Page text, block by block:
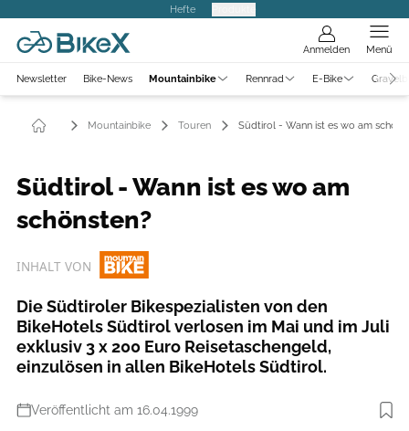
Hefte
Anmelden Menü
Newsletter Bike-News Mountainbike Rennrad E-Bike
Mountainbike Touren Südtirol - Wann ist es wo am
Südtirol - Wann ist es wo am
schönsten?
INHALT VON
Die Südtiroler Bikespezialisten von den
BikeHotels Südtirol verlosen im Mai und im Juli
exklusiv 3 x 200 Euro Reisetaschengeld,
einzulösen in allen BikeHotels Südtirol.
Veröffentlicht am 16.04.1999
Foto: Kirsten Sörries